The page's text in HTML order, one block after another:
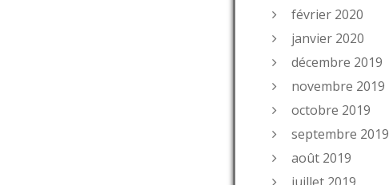
février 2020
janvier 2020
décembre 2019
novembre 2019
octobre 2019
septembre 2019
août 2019